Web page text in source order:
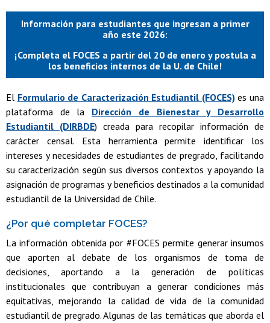
Información para estudiantes que ingresan a primer
año este 2026:
¡Completa el FOCES a partir del 20 de enero y postula a
los beneficios internos de la U. de Chile!
El Formulario de Caracterización Estudiantil (FOCES)es una
plataforma de la Dirección de Bienestar y Desarrollo
Estudiantil (DIRBDE) creada para recopilar información de
carácter censal. Esta herramienta permite identificar los
intereses y necesidades de estudiantes de pregrado, facilitando
su caracterización según sus diversos contextos y apoyando la
asignación de programas y beneficios destinados a la comunidad
estudiantil de la Universidad de Chile.
¿Por qué completar FOCES?
La información obtenida por #FOCES permite generar insumos
que aporten al debate de los organismos de toma de
decisiones, aportando a la generación de políticas
institucionales que contribuyan a generar condiciones más
equitativas, mejorando la calidad de vida de la comunidad
estudiantil de pregrado. Algunas de las temáticas que aborda el